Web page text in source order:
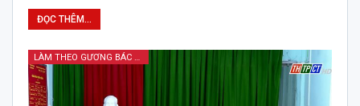
ĐỌC THÊM...
LÀM THEO GƯƠNG BÁC HỒ